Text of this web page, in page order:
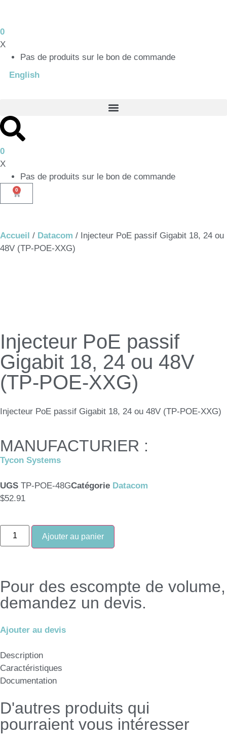
0
X
Pas de produits sur le bon de commande
English
0
X
Pas de produits sur le bon de commande
0
Accueil / Datacom / Injecteur PoE passif Gigabit 18, 24 ou
48V (TP-POE-XXG)
Injecteur PoE passif
Gigabit 18, 24 ou 48V
(TP-POE-XXG)
Injecteur PoE passif Gigabit 18, 24 ou 48V (TP-POE-XXG)
MANUFACTURIER :
Tycon Systems
UGS TP-POE-48GCatégorie Datacom
$52.91
Ajouter au panier
Pour des escompte de volume,
demandez un devis.
Ajouter au devis
Description
Caractéristiques
Documentation
D'autres produits qui
pourraient vous intéresser